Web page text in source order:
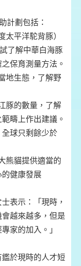
計劃包括：
太平洋駝背豚）
了解中華白海豚
保育測量方法。
地生態，了解野
豚的數量，了解
疇上作出建議。
球只剩餘少於
熊貓提供適當的
健康發展
表示：「現時，
越來越多，但是
家的加入。」
於現時的人才短